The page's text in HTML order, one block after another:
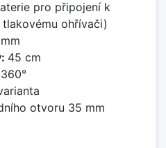
pro připojení k
ohřívači)
45 cm
otvoru 35 mm